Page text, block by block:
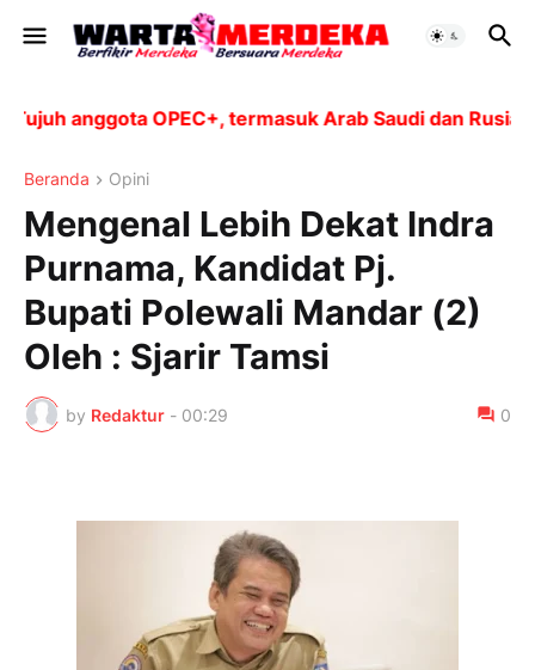
anggota OPEC+, termasuk Arab Saudi dan Rusia,
Beranda Opini
Mengenal Lebih Dekat Indra
Purnama, Kandidat Pj.
Bupati Polewali Mandar (2)
Oleh : Sjarir Tamsi
by Redaktur - 00:29 0